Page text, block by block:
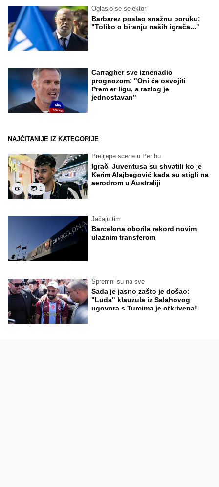
Oglasio se selektor
Barbarez poslao snažnu poruku:
"Toliko o biranju naših igrača..."
Carragher sve iznenadio
prognozom: "Oni će osvojiti
Premier ligu, a razlog je
jednostavan"
NAJČITANIJE IZ KATEGORIJE
1
Prelijepe scene u Perthu
Igrači Juventusa su shvatili ko je
Kerim Alajbegović kada su stigli na
aerodrom u Australiji
Jačaju tim
Barcelona oborila rekord novim
ulaznim transferom
Spremni su na sve
Sada je jasno zašto je došao:
"Luda" klauzula iz Salahovog
ugovora s Turcima je otkrivena!